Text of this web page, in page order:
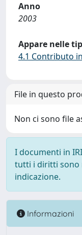
Anno
2003
Appare nelle
4.1 Contributo
File in questo
Non ci sono file
I documenti in
tutti i diritti sono
indicazione.
Informazioni